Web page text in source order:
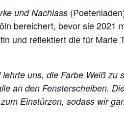
und Nachlass
bereichert, bevor sie 2021
und reflektiert die für
uns, die Farbe Weiß
an den Fensterscheiben.
Einstürzen, sodass wir